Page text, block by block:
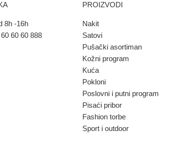
8h -16h
60 60 888
PROIZVODI
Nakit
Satovi
Pušački asortiman
Kožni program
Kuća
Pokloni
Poslovni i putni program
Pisaći pribor
Fashion torbe
Sport i outdoor